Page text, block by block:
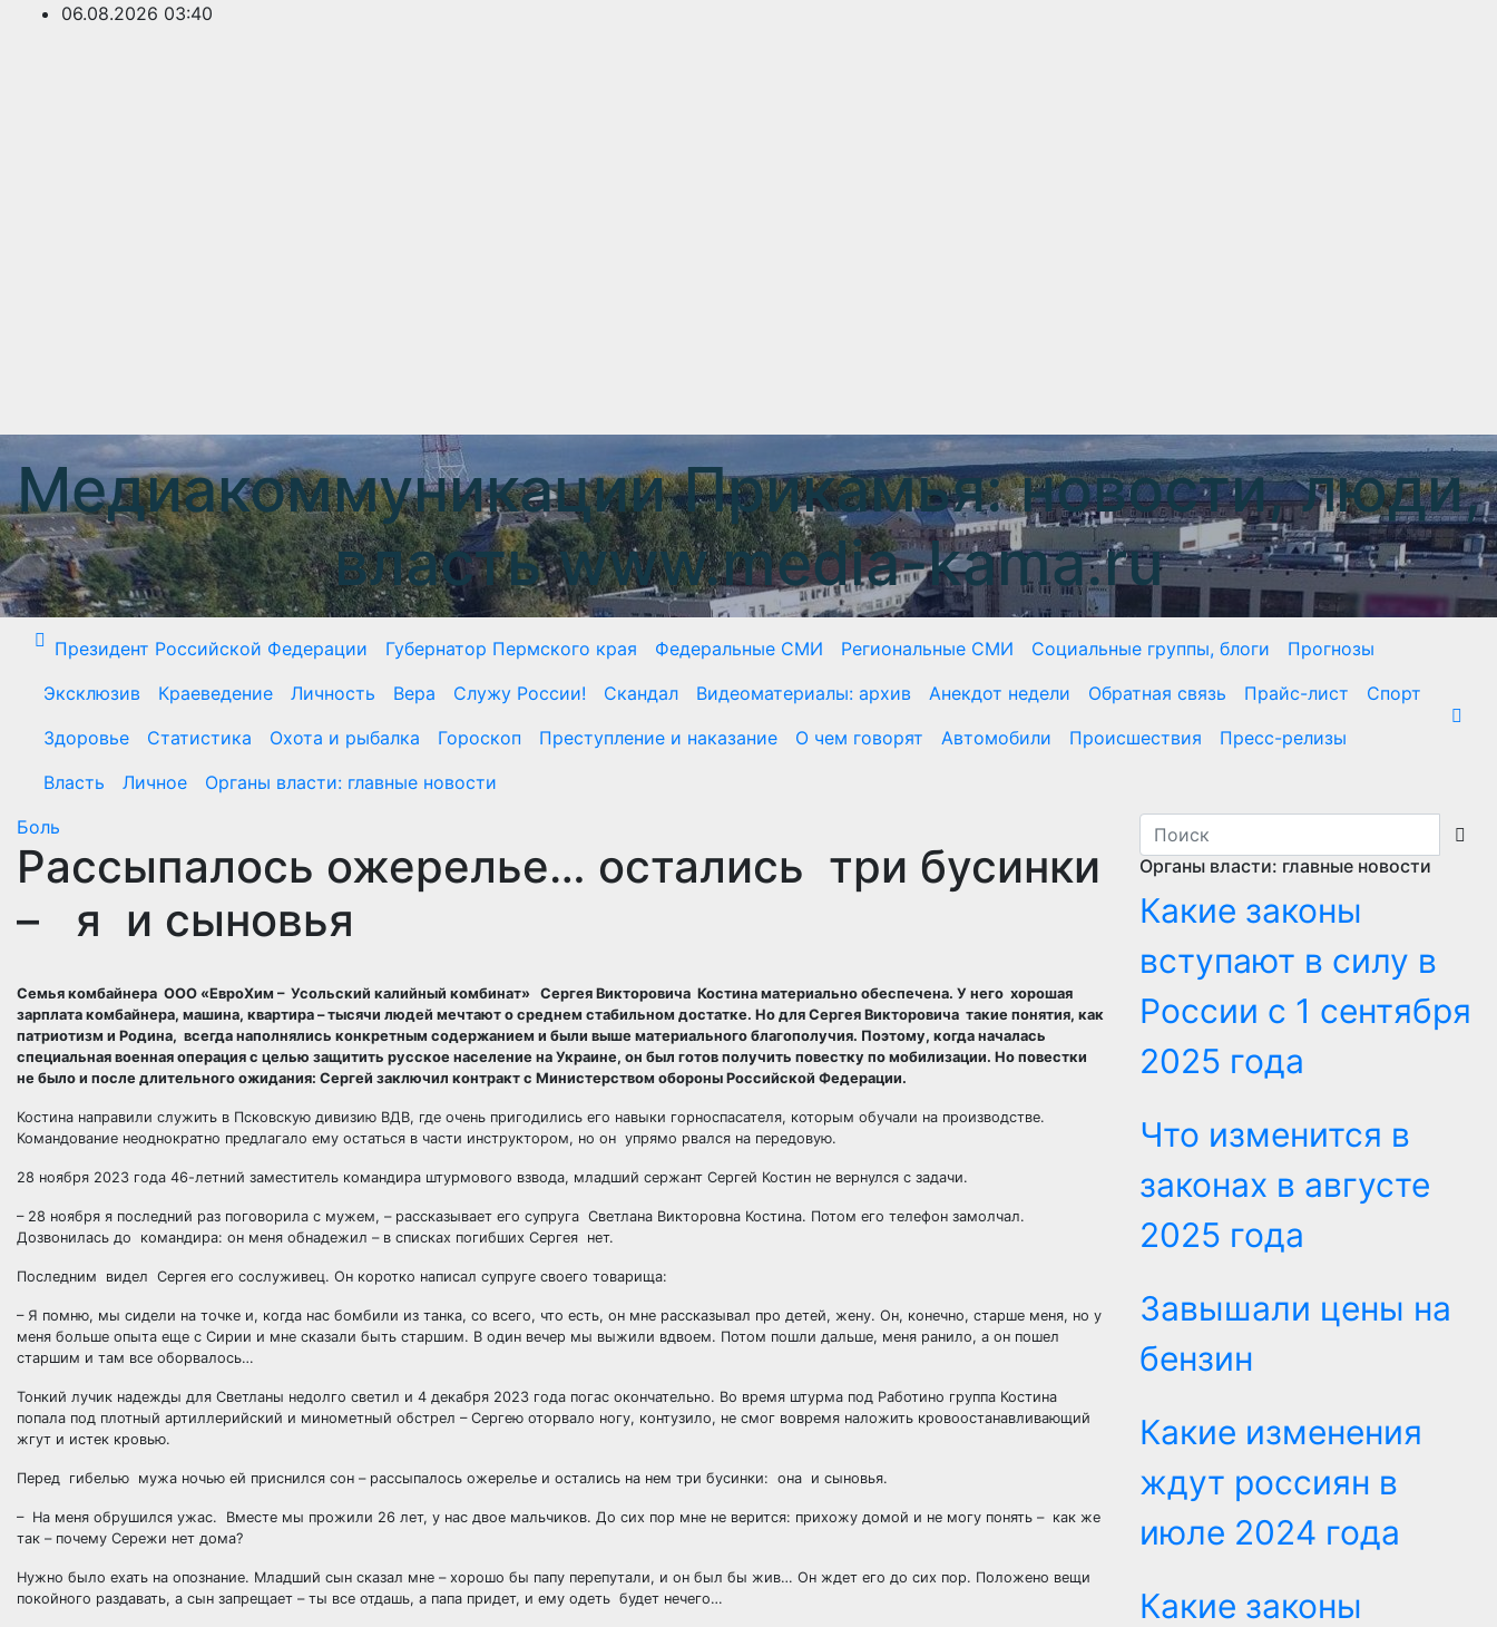
Перейти06.08.2026 03:40
Медиакоммуникации Прикамья: новости, люди,
власть www.media-kama.ru
Президент Российской Федерации Губернатор Пермского края Федеральные СМИ Региональные СМИ Социальные группы, блоги
Прогнозы
Эксклюзив
Краеведение Личность Вера Служу России! Скандал Видеоматериалы: архив Анекдот недели Обратная связь Прайс-лист
Спорт
Здоровье
Статистика Охота и рыбалка Гороскоп Преступление и наказание О чем говорят Автомобили Происшествия
Пресс-релизы
Власть
Личное
Органы власти: главные новости
Боль
Рассыпалось ожерелье… остались три бусинки
– я и сыновья
Семья комбайнера ООО «ЕвроХим – Усольский калийный комбинат» Сергея Викторовича Костина материально обеспечена. У него хорошая
зарплата комбайнера, машина, квартира – тысячи людей мечтают о среднем стабильном достатке. Но для Сергея Викторовича такие понятия, как
патриотизм и Родина, всегда наполнялись конкретным содержанием и были выше материального благополучия. Поэтому, когда началась
специальная военная операция с целью защитить русское население на Украине, он был готов получить повестку по мобилизации. Но повестки
не было и после длительного ожидания: Сергей заключил контракт с Министерством обороны Российской Федерации.
Костина направили служить в Псковскую дивизию ВДВ, где очень пригодились его навыки горноспасателя, которым обучали на производстве.
Командование неоднократно предлагало ему остаться в части инструктором, но он упрямо рвался на передовую.
28 ноября 2023 года 46-летний заместитель командира штурмового взвода, младший сержант Сергей Костин не вернулся с задачи.
– 28 ноября я последний раз поговорила с мужем, – рассказывает его супруга Светлана Викторовна Костина. Потом его телефон замолчал.
Дозвонилась до командира: он меня обнадежил – в списках погибших Сергея нет.
Последним видел Сергея его сослуживец. Он коротко написал супруге своего товарища:
– Я помню, мы сидели на точке и, когда нас бомбили из танка, со всего, что есть, он мне рассказывал про детей, жену. Он, конечно, старше меня, но у
меня больше опыта еще с Сирии и мне сказали быть старшим. В один вечер мы выжили вдвоем. Потом пошли дальше, меня ранило, а он пошел
старшим и там все оборвалось…
Тонкий лучик надежды для Светланы недолго светил и 4 декабря 2023 года погас окончательно. Во время штурма под Работино группа Костина
попала под плотный артиллерийский и минометный обстрел – Сергею оторвало ногу, контузило, не смог вовремя наложить кровоостанавливающий
жгут и истек кровью.
Перед гибелью мужа ночью ей приснился сон – рассыпалось ожерелье и остались на нем три бусинки: она и сыновья.
– На меня обрушился ужас. Вместе мы прожили 26 лет, у нас двое мальчиков. До сих пор мне не верится: прихожу домой и не могу понять – как же
так – почему Сережи нет дома?
Нужно было ехать на опознание. Младший сын сказал мне – хорошо бы папу перепутали, и он был бы жив… Он ждет его до сих пор. Положено вещи
покойного раздавать, а сын запрещает – ты все отдашь, а папа придет, и ему одеть будет нечего…
Органы власти: главные новости
Какие законы
вступают в силу в
России с 1 сентября
2025 года
Что изменится в
законах в августе
2025 года
Завышали цены на
бензин
Какие изменения
ждут россиян в
июле 2024 года
Какие законы